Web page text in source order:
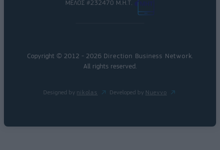
ΜΕΛΟΣ #232470 Μ.Η.Τ.
Copyright © 2012 - 2026 Direction Business Network
All rights reserved.
Designed by nikolas Developed by Nuevvo